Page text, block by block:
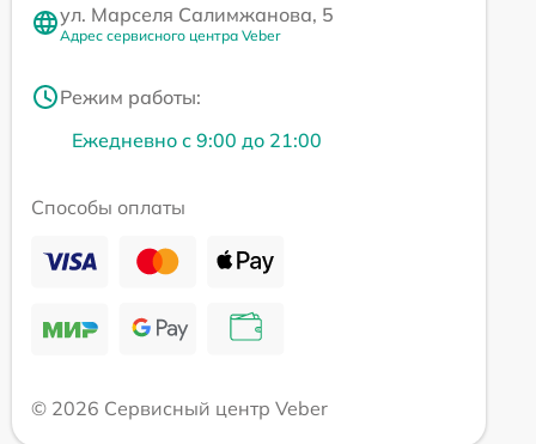
ул. Марселя Салимжанова, 5
Адрес сервисного центра Veber
Режим работы:
Ежедневно с 9:00 до 21:00
Способы оплаты
© 2026 Сервисный центр Veber